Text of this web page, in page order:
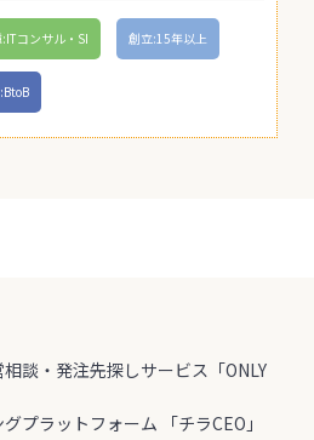
:ITコンサル・SI 創立:15年以上
談・発注先探しサービス「ONLY
プラットフォーム 「チラCEO」